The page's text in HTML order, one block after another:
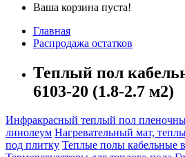
Ваша корзина пуста!
Главная
Распродажа остатков
Теплый пол
6103-20 (1.8-2.7 м2)
Инфракрасный теплый пол
линолеум Нагревательный мат,
под плитку Теплые полы кабельные